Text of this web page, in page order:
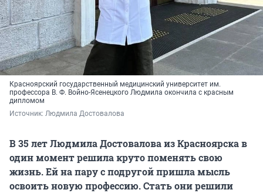
Красноярский государственный медицинский университет им.
профессора В. Ф. Войно-Ясенецкого Людмила окончила с красным
дипломом
Источник: Людмила Достовалова
В 35 лет Людмила Достовалова из Красноярска в
один момент решила круто поменять свою
жизнь. Ей на пару с подругой пришла мысль
освоить новую профессию. Стать они решили